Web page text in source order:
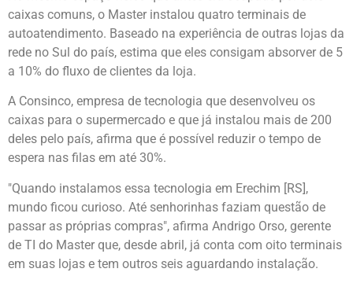
caixas comuns, o Master instalou quatro terminais de
autoatendimento. Baseado na experiência de outras lojas da
rede no Sul do país, estima que eles consigam absorver de 5
a 10% do fluxo de clientes da loja.
A Consinco, empresa de tecnologia que desenvolveu os
caixas para o supermercado e que já instalou mais de 200
deles pelo país, afirma que é possível reduzir o tempo de
espera nas filas em até 30%.
"Quando instalamos essa tecnologia em Erechim [RS],
mundo ficou curioso. Até senhorinhas faziam questão de
passar as próprias compras", afirma Andrigo Orso, gerente
de TI do Master que, desde abril, já conta com oito terminais
em suas lojas e tem outros seis aguardando instalação.